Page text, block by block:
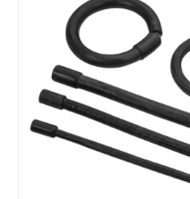
Corpo e Estética
Maquilhagem
Mobiliário